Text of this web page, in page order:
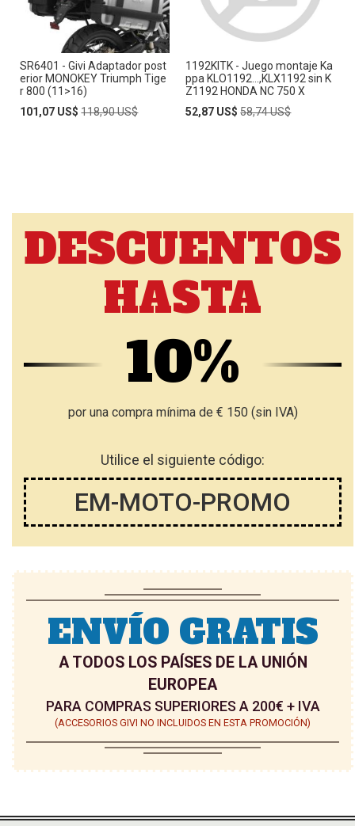
SR6401 - Givi Adaptador post
erior MONOKEY Triumph Tige
r 800 (11>16)
Special
101,07 US$ Regular
118,90 US$
1192KITK - Juego montaje Ka
ppa KLO1192...,KLX1192 sin K
Z1192 HONDA NC 750 X
Special
52,87 US$ Regular
58,74 US$
DESCUENTOS
HASTA
10%
por una compra mínima de € 150 (sin IVA)
Utilice el siguiente código:
EM-MOTO-PROMO
ENVÍO GRATIS
A TODOS LOS PAÍSES DE LA UNIÓN
EUROPEA
PARA COMPRAS SUPERIORES A 200€ + IVA
(ACCESORIOS GIVI NO INCLUIDOS EN ESTA PROMOCIÓN)